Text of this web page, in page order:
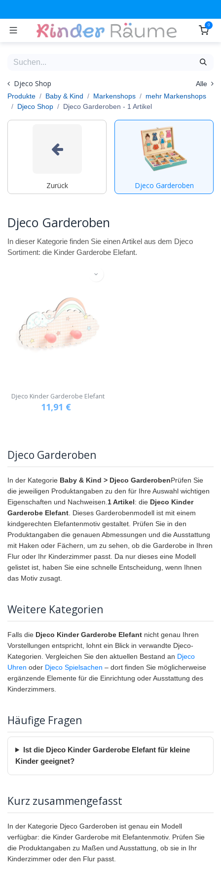
0
Djeco Shop
Alle
Produkte
Baby & Kind Markenshops
mehr Markenshops
Djeco Shop
Djeco Garderoben - 1 Artikel
Zurück Djeco Garderoben
Djeco Garderoben
In dieser Kategorie finden Sie einen Artikel aus dem Djeco
Sortiment: die Kinder Garderobe Elefant.
Djeco Kinder Garderobe Elefant
11,91 €
Djeco Garderoben
In der Kategorie Baby & Kind > Djeco GarderobenPrüfen Sie
die jeweiligen Produktangaben zu den für Ihre Auswahl wichtigen
Eigenschaften und Nachweisen. 1 Artikel: die Djeco Kinder
Garderobe Elefant . Dieses Garderobenmodell ist mit einem
kindgerechten Elefantenmotiv gestaltet. Prüfen Sie in den
Produktangaben die genauen Abmessungen und die Ausstattung
mit Haken oder Fächern, um zu sehen, ob die Garderobe in Ihren
Flur oder Ihr Kinderzimmer passt. Da nur dieses eine Modell
gelistet ist, haben Sie eine schnelle Entscheidung, wenn Ihnen
das Motiv zusagt.
Weitere Kategorien
Falls die Djeco Kinder Garderobe Elefant nicht genau Ihren
Vorstellungen entspricht, lohnt ein Blick in verwandte Djeco-
Kategorien. Vergleichen Sie den aktuellen Bestand an Djeco
Uhren oder Djeco Spielsachen – dort finden Sie möglicherweise
ergänzende Elemente für die Einrichtung oder Ausstattung des
Kinderzimmers.
Häufige Fragen
Ist die Djeco Kinder Garderobe Elefant für kleine
Kinder geeignet?
Kurz zusammengefasst
In der Kategorie Djeco Garderoben ist genau ein Modell
verfügbar: die Kinder Garderobe mit Elefantenmotiv. Prüfen Sie
die Produktangaben zu Maßen und Ausstattung, ob sie in Ihr
Kinderzimmer oder den Flur passt.